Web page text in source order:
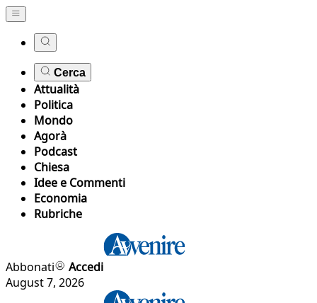
Cerca
Attualità
Politica
Mondo
Agorà
Podcast
Chiesa
Idee e Commenti
Economia
Rubriche
Abbonati
Accedi
August 7, 2026